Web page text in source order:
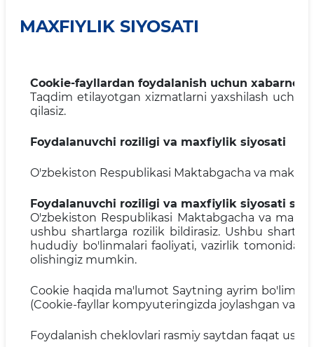
MAXFIYLIK SIYOSATI
Cookie-fayllardan foydalanish uchun
Taqdim etilayotgan xizmatlarni yaxshilash
qilasiz.
Foydalanuvchi roziligi va maxfiylik siyosati
O'zbekiston Respublikasi Maktabgacha va
Foydalanuvchi roziligi va maxfiylik siyosati
O'zbekiston Respublikasi Maktabgacha va
ushbu shartlarga rozilik bildirasiz. Ushbu
hududiy bo'linmalari faoliyati, vazirlik
olishingiz mumkin.
Cookie haqida ma'lumot Saytning ayrim
(Cookie-fayllar kompyuteringizda joylashgan va
Foydalanish cheklovlari rasmiy saytdan faqat